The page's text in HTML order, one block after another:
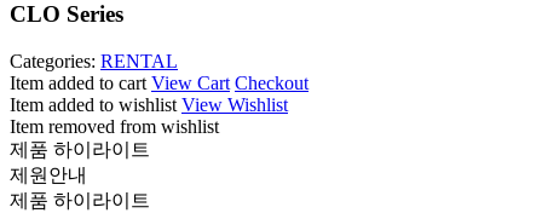
CLO Series
Categories: RENTAL
Item added to cart View Cart Checkout
Item added to wishlist View Wishlist
Item removed from wishlist
제품 하이라이트
제원안내
제품 하이라이트